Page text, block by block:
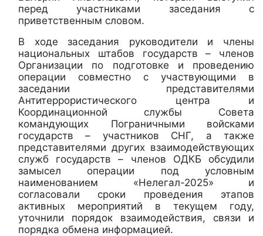
перед участниками заседания с
приветственным словом.
В ходе заседания руководители и члены
национальных штабов государств – членов
Организации по подготовке и проведению
операции совместно с участвующими в
заседании представителями
Антитеррористического центра и
Координационной службы Совета
командующих Пограничными войсками
государств – участников СНГ, а также
представителями других взаимодействующих
служб государств – членов ОДКБ обсудили
замысел операции под условным
наименованием «Нелегал-2025» и
согласовали сроки проведения этапов
активных мероприятий в текущем году,
уточнили порядок взаимодействия, связи и
порядка обмена информацией.